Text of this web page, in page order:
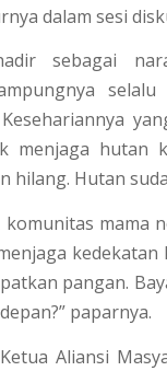
dalam sesi
sebagai
menjaga hutan
hilang. Hutan
komunitas mama
pangan.
paparnya.
Aliansi